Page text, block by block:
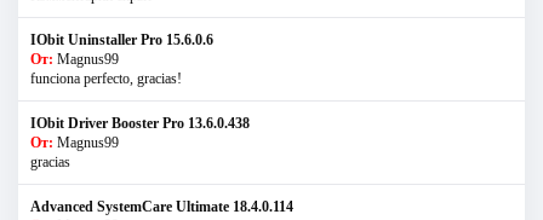
IObit Uninstaller Pro 15.6.0.6
От: Magnus99
funciona perfecto, gracias!
IObit Driver Booster Pro 13.6.0.438
От: Magnus99
gracias
Advanced SystemCare Ultimate 18.4.0.114